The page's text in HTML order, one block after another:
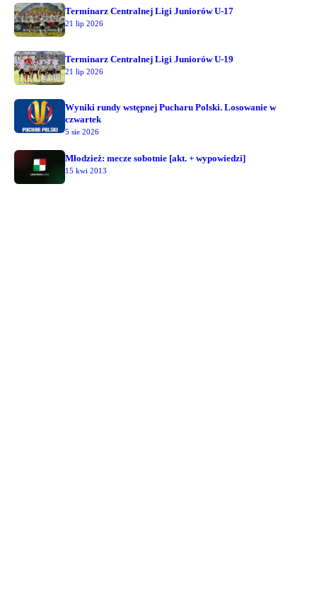
Terminarz Centralnej Ligi Juniorów U-17
21 lip 2026
Terminarz Centralnej Ligi Juniorów U-19
21 lip 2026
Wyniki rundy wstępnej Pucharu Polski. Losowanie w
czwartek
5 sie 2026
Młodzież: mecze sobotnie [akt. + wypowiedzi]
15 kwi 2013